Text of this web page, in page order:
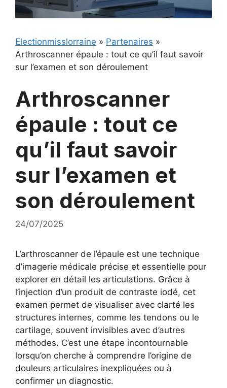
Electionmisslorraine » Partenaires »
Arthroscanner épaule : tout ce qu’il faut savoir
sur l’examen et son déroulement
Arthroscanner
épaule : tout ce
qu’il faut savoir
sur l’examen et
son déroulement
24/07/2025
L’arthroscanner de l’épaule est une technique
d’imagerie médicale précise et essentielle pour
explorer en détail les articulations. Grâce à
l’injection d’un produit de contraste iodé, cet
examen permet de visualiser avec clarté les
structures internes, comme les tendons ou le
cartilage, souvent invisibles avec d’autres
méthodes. C’est une étape incontournable
lorsqu’on cherche à comprendre l’origine de
douleurs articulaires inexpliquées ou à
confirmer un diagnostic.